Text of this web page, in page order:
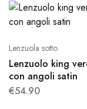
Lenzuola sotto
Lenzuolo king
con angoli satin
€54.90